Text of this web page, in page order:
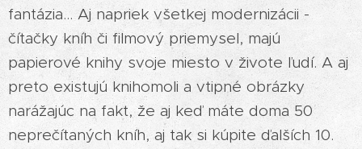
fantázia... Aj napriek všetkej modernizácii -
čítačky kníh či filmový priemysel, majú
papierové knihy svoje miesto v živote ľudí. A aj
preto existujú knihomoli a vtipné obrázky
narážajúc na fakt, že aj keď máte doma 50
neprečítaných kníh, aj tak si kúpite ďalších 10.